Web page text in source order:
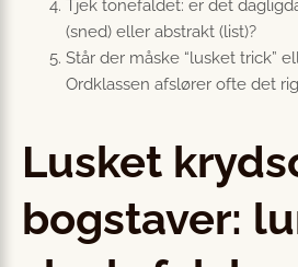
Tjek tonefaldet: er det
(sned) eller abstrakt (list)?
Står der måske “lusket trick”
Ordklassen afslører ofte det
Lusket
bogstaver: